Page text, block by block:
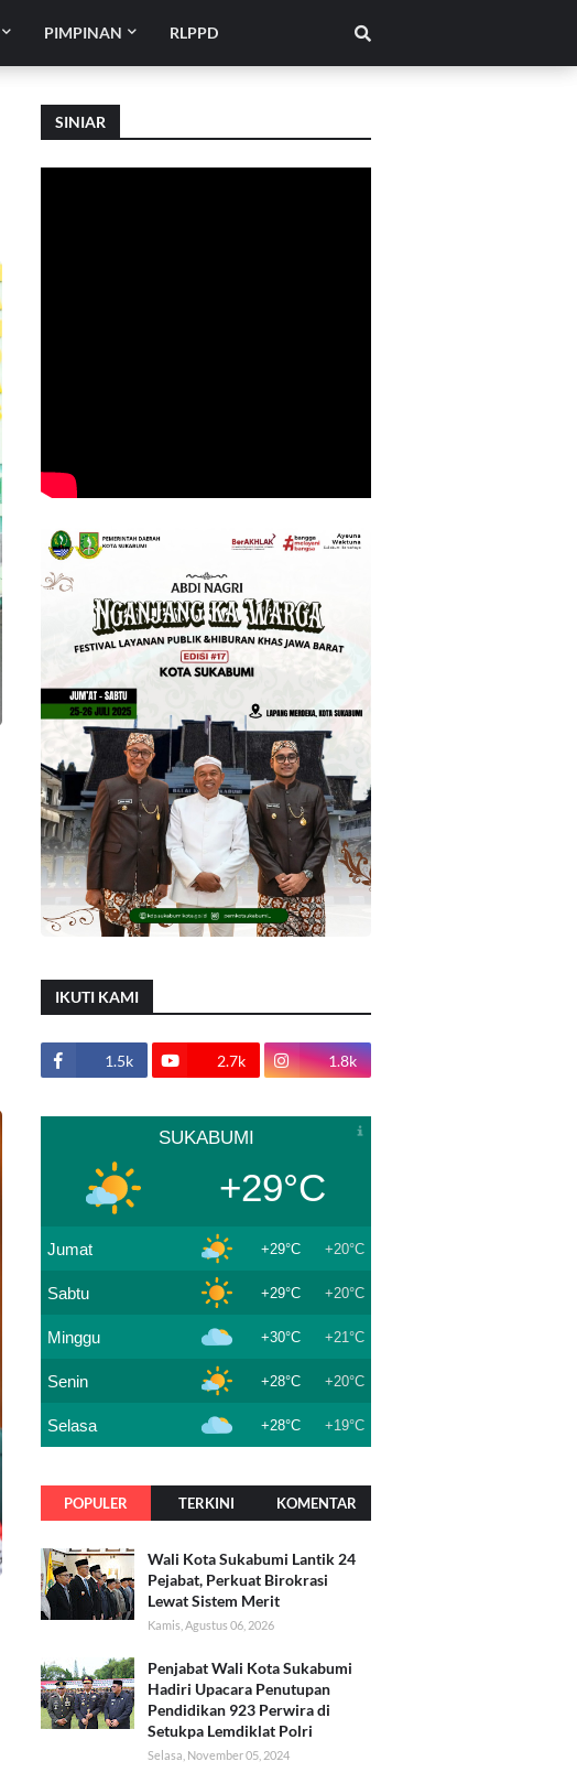
PIMPINAN RLPPD
SINIAR
IKUTI KAMI
1.5k 2.7k 1.8k
SUKABUMI
+29°C
Jumat +29°C +20°C
Sabtu +29°C +20°C
Minggu +30°C +21°C
Senin +28°C +20°C
Selasa +28°C +19°C
POPULER TERKINI KOMENTAR
Wali Kota Sukabumi Lantik 24
Pejabat, Perkuat Birokrasi
Lewat Sistem Merit
Kamis, Agustus 06, 2026
Penjabat Wali Kota Sukabumi
Hadiri Upacara Penutupan
Pendidikan 923 Perwira di
Setukpa Lemdiklat Polri
Selasa, November 05, 2024